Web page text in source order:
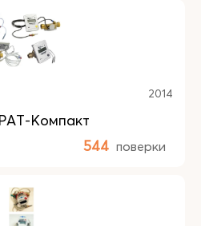
2014
Компакт
544 поверки